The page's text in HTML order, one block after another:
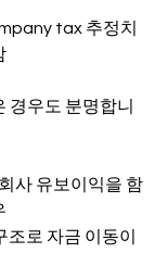
tax 추정치
경우도 분명합니
사 유보이익을 함
로 자금 이동이